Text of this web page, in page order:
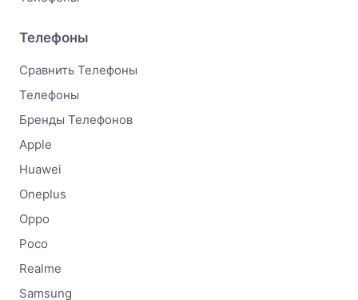
Телефоны
Сравнить Телефоны
Телефоны
Бренды Телефонов
Apple
Huawei
Oneplus
Oppo
Poco
Realme
Samsung